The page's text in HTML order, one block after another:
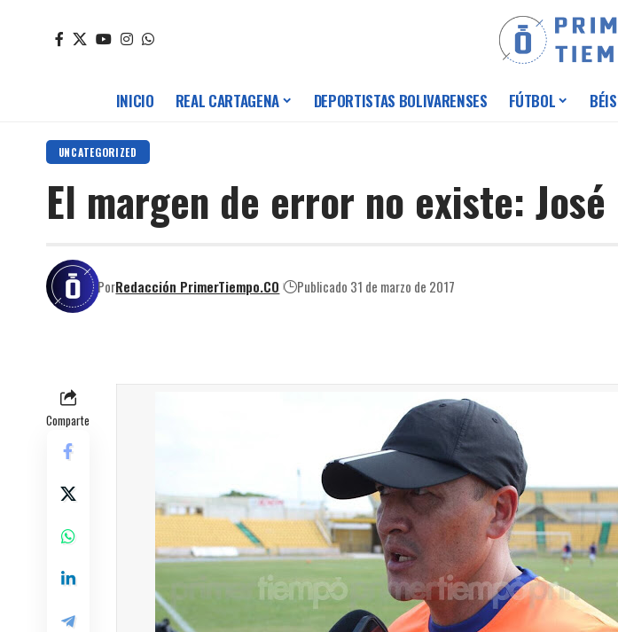
INICIO REAL CARTAGENA DEPORTISTAS BOLIVARENSES FÚTBOL
UNCATEGORIZED
El margen de error no existe: José
PorRedacción PrimerTiempo.CO Publicado 31 de marzo de 2017
Comparte